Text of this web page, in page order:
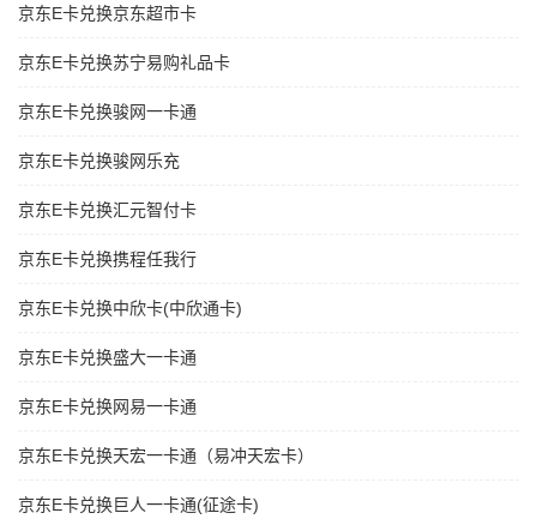
京东E卡兑换京东超市卡
京东E卡兑换苏宁易购礼品卡
京东E卡兑换骏网一卡通
京东E卡兑换骏网乐充
京东E卡兑换汇元智付卡
京东E卡兑换携程任我行
京东E卡兑换中欣卡(中欣通卡)
京东E卡兑换盛大一卡通
京东E卡兑换网易一卡通
京东E卡兑换天宏一卡通（易冲天宏卡）
京东E卡兑换巨人一卡通(征途卡)